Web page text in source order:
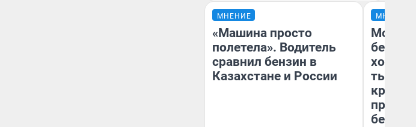
МНЕНИЕ
«Машина просто
полетела». Водитель
сравнил бензин в
Казахстане и России
МНЕНИЕ
Мой
хотела
тысяч,